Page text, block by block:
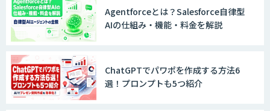
WARP NEXT
LINE WORKS AiNote
Agentforceとは？Salesforce自律型
AIの仕組み・機能・料金を解説
ChatGPTでパワポを作成する方法6
選！プロンプトも5つ紹介